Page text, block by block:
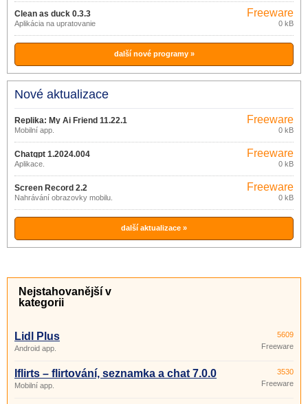
Clean as duck 0.3.3
Aplikácia na upratovanie
Freeware
0 kB
další nové programy »
Nové aktualizace
Replika: My Ai Friend 11.22.1
Mobilní app.
Freeware
0 kB
Chatgpt 1.2024.004
Aplikace.
Freeware
0 kB
Screen Record 2.2
Nahrávání obrazovky mobilu.
Freeware
0 kB
další aktualizace »
Nejstahovanější v
kategorii
Lidl Plus
Android app.
5609
Freeware
Iflirts – flirtování, seznamka a chat 7.0.0
Mobilní app.
3530
Freeware